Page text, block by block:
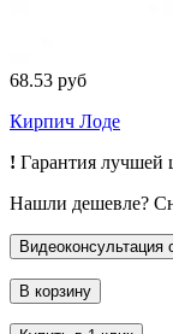
68.53 руб
Кирпич Лоде
! Гарантия лучшей
Нашли дешевле?